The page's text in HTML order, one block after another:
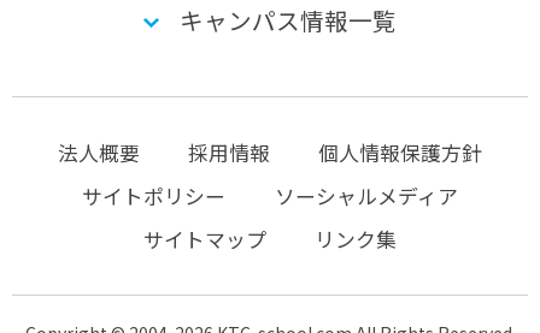
キャンパス情報一覧
法人概要 採用情報
個人情報保護方針
サイトポリシー
ソーシャルメディア
サイトマップ
リンク集